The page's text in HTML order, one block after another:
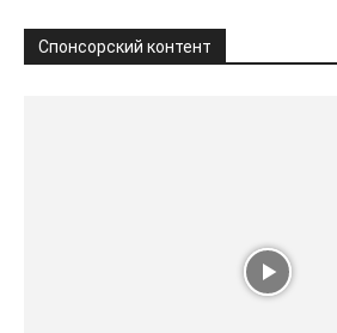
Спонсорский контент